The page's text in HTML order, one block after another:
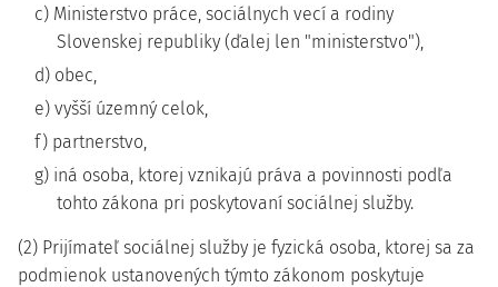
c) Ministerstvo práce, sociálnych vecí a rodiny
Slovenskej republiky (ďalej len "ministerstvo"),
d) obec,
e) vyšší územný celok,
f) partnerstvo,
g) iná osoba, ktorej vznikajú práva a povinnosti podľa
tohto zákona pri poskytovaní sociálnej služby.
(2) Prijímateľ sociálnej služby je fyzická osoba, ktorej sa za
podmienok ustanovených týmto zákonom poskytuje